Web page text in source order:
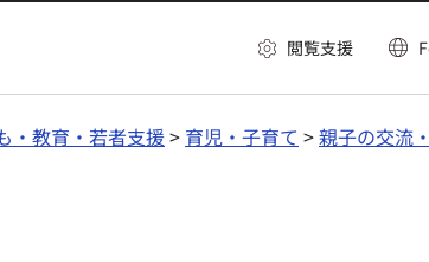
閲覧支援
・教育・若者支援> 育児・子育て >親子の交流